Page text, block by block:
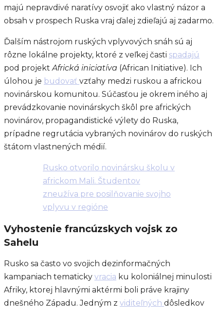
majú nepravdivé naratívy osvojiť ako vlastný názor a
obsah v prospech Ruska vraj ďalej zdieľajú aj zadarmo.
Ďalším nástrojom ruských vplyvových snáh sú aj
rôzne lokálne projekty, ktoré z veľkej časti spadajú
pod projektAfrická iniciatíva (African Initiative). Ich
úlohou je budovať vzťahy medzi ruskou a africkou
novinárskou komunitou. Súčasťou je okrem iného aj
prevádzkovanie novinárskych škôl pre afrických
novinárov, propagandistické výlety do Ruska,
prípadne regrutácia vybraných novinárov do ruských
štátom vlastnených médií.
Rusko otvorilo novinársku školu v
africkom Mali. Študentov
zneužíva pre posilňovanie svojho
vplyvu v regióne
Vyhostenie francúzskych vojsk zo
Sahelu
Rusko sa často vo svojich dezinformačných
kampaniach tematicky vracia ku koloniálnej minulosti
Afriky, ktorej hlavnými aktérmi boli práve krajiny
dnešného Západu. Jedným z viditeľných dôsledkov